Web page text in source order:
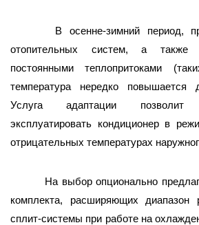
В осенне-зимний период, при
отопительных систем, а
постоянными теплопритоками
температура нередко повышается
Услуга адаптации
эксплуатировать кондиционер в
отрицательных температурах
На выбор опционально
комплекта, расширяющих диапазон
сплит-системы при работе на